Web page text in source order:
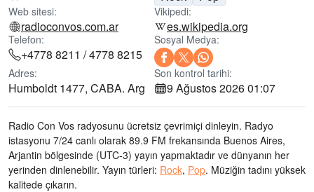
Web sitesi:
radioconvos.com.ar
Vikipedi:
es.wikipedia.org
Telefon:
+4778 8211 / 4778 8215
Sosyal Medya:
Adres:
Humboldt 1477, CABA. Arg
Son kontrol tarihi:
9 Ağustos 2026 01:07
Radio Con Vos radyosunu ücretsiz çevrimiçi dinleyin. Radyo
istasyonu 7/24 canlı olarak 89.9 FM frekansında Buenos Aires,
Arjantin bölgesinde (UTC-3) yayın yapmaktadır ve dünyanın her
yerinden dinlenebilir. Yayın türleri: Rock, Pop. Müziğin tadını yüksek
kalitede çıkarın.